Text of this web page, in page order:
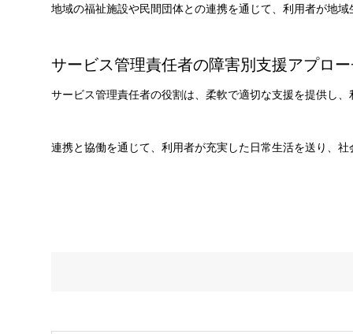
地域の福祉施設や民間団体との連携を通じて、利用者が地
サービス管理責任者の障害別支援アプロ
サービス管理責任者の役割は、柔軟で適切な支援を提供し
連携と協働を通じて、利用者が充実した日常生活を送り、